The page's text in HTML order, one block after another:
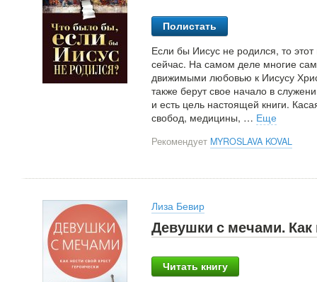
Полистать
Если бы Иисус не родился, то
сейчас. На самом деле многие
движимыми любовью к Иисусу
также берут свое начало в
и есть цель настоящей книги.
свобод, медицины, … Еще
Рекомендует MYROSLAVA KOVAL
Лиза Бевир
Девушки с мечами. Как
Читать книгу